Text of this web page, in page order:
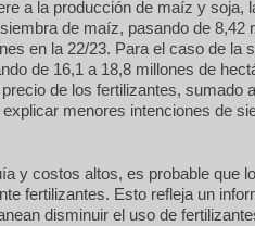
a la producción de maíz y soja,
de maíz, pasando de 8,42
en la 22/23. Para el caso de la
de 16,1 a 18,8 millones de
de los fertilizantes, sumado
menores intenciones de
y costos altos, es probable que
fertilizantes. Esto refleja un
disminuir el uso de